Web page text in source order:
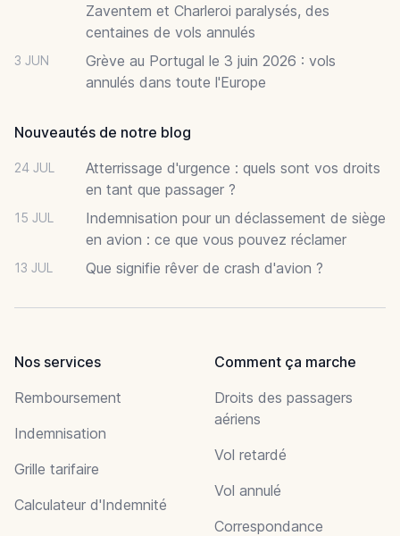
Zaventem et Charleroi paralysés, des
centaines de vols annulés
3 JUN
Grève au Portugal le 3 juin 2026 : vols
annulés dans toute l'Europe
Nouveautés de notre blog
24 JUL
Atterrissage d'urgence : quels sont vos droits
en tant que passager ?
15 JUL
Indemnisation pour un déclassement de siège
en avion : ce que vous pouvez réclamer
13 JUL Que signifie rêver de crash d'avion ?
Nos services
Remboursement
Indemnisation
Grille tarifaire
Calculateur d'Indemnité
Comment ça marche
Droits des passagers
aériens
Vol retardé
Vol annulé
Correspondance